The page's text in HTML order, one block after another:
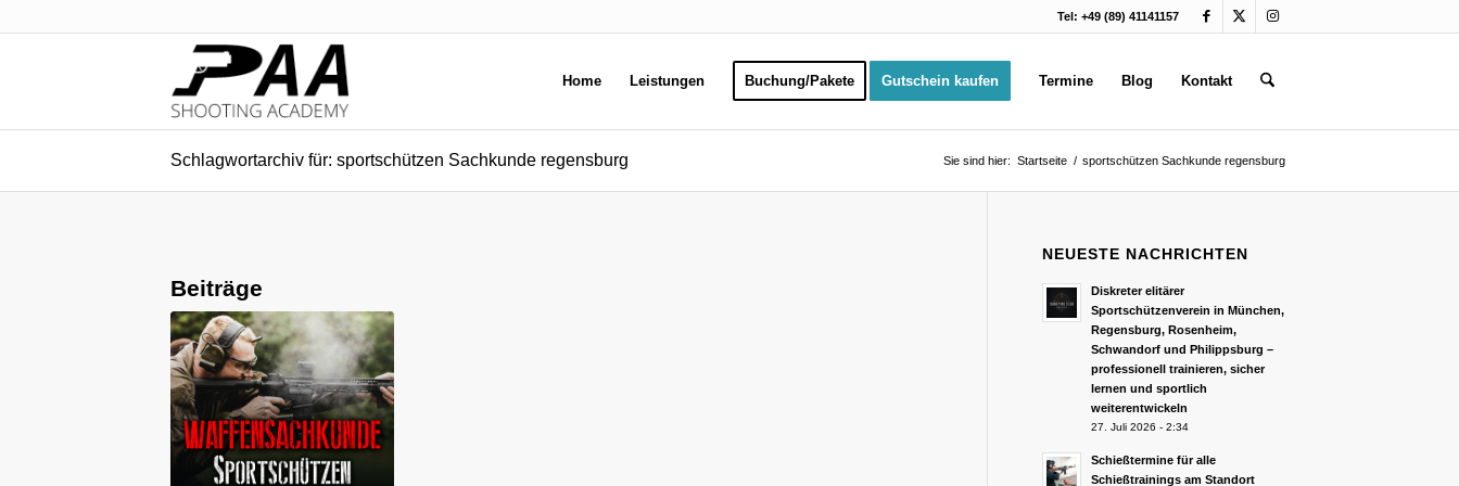
Tel: +49 (89) 41141157
Home Leistungen Buchung/Pakete Gutschein kaufen Termine Blog Kontakt
Schlagwortarchiv für: sportschützen Sachkunde regensburg Sie sind hier: Startseite / sportschützen Sachkunde regensburg
Beiträge
NEUESTE NACHRICHTEN
Diskreter elitärer
Sportschützenverein in München,
Regensburg, Rosenheim,
Schwandorf und Philippsburg –
professionell trainieren, sicher
lernen und sportlich
weiterentwickeln
27. Juli 2026 - 2:34
Schießtermine für alle
Schießtrainings am Standort